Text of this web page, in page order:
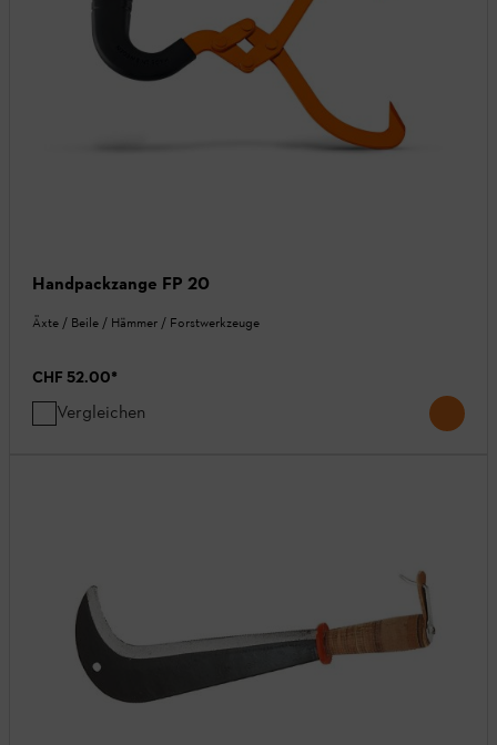
Handpackzange FP 20
Äxte / Beile / Hämmer / Forstwerkzeuge
CHF 52.00*
Vergleichen